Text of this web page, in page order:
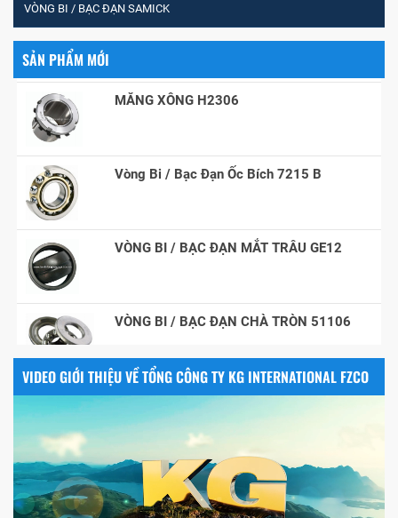
VÒNG BI / BẠC ĐẠN SAMICK
SẢN PHẨM MỚI
VÒNG BI / BẠC ĐẠN CỐT BƠM NƯỚC
MĂNG XÔNG H2306
Vòng Bi / Bạc Đạn Ốc Bích 7215 B
VÒNG BI / BẠC ĐẠN MẮT TRÂU GE12
VÒNG BI / BẠC ĐẠN CHÀ TRÒN 51106
VÒNG BI / BẠC ĐẠN NHÀO CÀ NA 24134
Vòng bi / Bạc đạn tròn : 698
VIDEO GIỚI THIỆU VỀ TỔNG CÔNG TY KG INTERNATIONAL FZCO